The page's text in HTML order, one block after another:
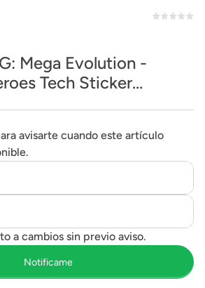
Mega Evolution -
Tech Sticker
avisarte cuando este artículo